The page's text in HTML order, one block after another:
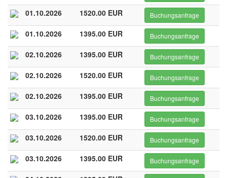
01.10.2026 1520.00 EUR Buchungsanfrage
01.10.2026 1395.00 EUR Buchungsanfrage
02.10.2026 1395.00 EUR Buchungsanfrage
02.10.2026 1520.00 EUR Buchungsanfrage
02.10.2026 1395.00 EUR Buchungsanfrage
03.10.2026 1395.00 EUR Buchungsanfrage
03.10.2026 1520.00 EUR Buchungsanfrage
03.10.2026 1395.00 EUR Buchungsanfrage